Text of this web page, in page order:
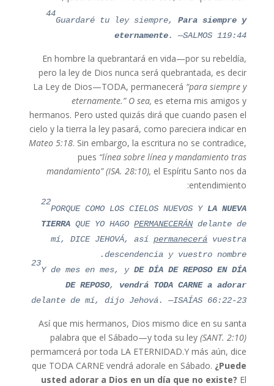
44
Guardaré tu ley siempre,Para siempre y
eternamente. —SALMOS 119:44
En hombre la quebrantará en vida—por su rebeldía,
pero la ley de Dios nunca será quebrantada, es decir
La Ley de Dios—TODA, permanecerá “para siempre y
eternamente.” O sea, es eterna mis amigos y
hermanos. Pero usted quizás dirá que cuando pasen el
cielo y la tierra la ley pasará, como pareciera indicar en
Mateo 5:18. Sin embargo, la escritura no se contradice,
pues “línea sobre línea y mandamiento tras
mandamiento” (ISA. 28:10), el Espíritu Santo nos da
entendimiento:
22
PORQUE COMO LOS CIELOS NUEVOS YLA NUEVA
TIERRA QUE YO HAGOPERMANECERÁNdelante de
mí, DICE JEHOVÁ, asípermanecerá vuestra
descendencia y vuestro nombre.
23
Y de mes en mes, yDE DÍA DE REPOSO EN DÍA
DE REPOSO, vendrá TODA CARNE a adorar
delante de mí, dijo Jehová. —ISAÍAS 66:22-23
Así que mis hermanos, Dios mismo dice en su santa
palabra que el Sábado—y toda su ley(SANT. 2:10)
permamcerá por toda LA ETERNIDAD.Y más aún, dice
que TODA CARNE vendrá adorale en Sábado. ¿Puede
usted adorar a Dios en un día que no existe? El